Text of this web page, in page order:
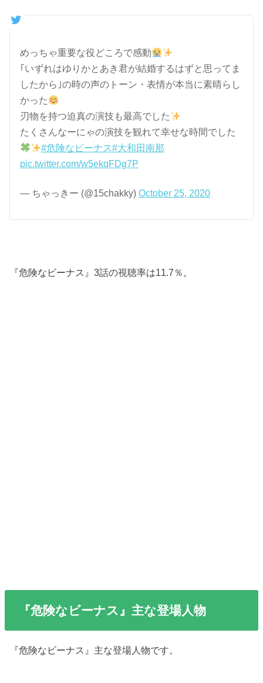
めっちゃ重要な役どころで感動
｢いずれはゆりかとあき君が結婚するはずと思ってま
したから｣の時の声のトーン・表情が本当に素晴らし
かった
刃物を持つ迫真の演技も最高でした
たくさんなーにゃの演技を観れて幸せな時間でした
#危険なビーナス#大和田南那
pic.twitter.com/w5ekqFDg7P
— ちゃっきー (@15chakky)October 25, 2020
『危険なビーナス』3話の視聴率は11.7％。
『危険なビーナス』主な登場人物
『危険なビーナス』主な登場人物です。